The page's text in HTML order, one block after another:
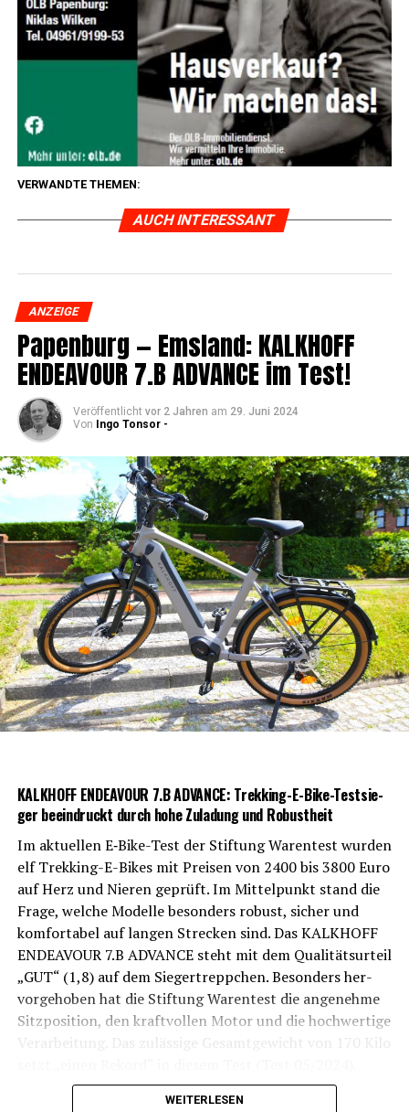
VERWANDTE THEMEN:
AUCH INTERESSANT
ANZEIGE
Papen­burg — Ems­land: KALKHOFF
ENDEAVOUR 7.B ADVANCE im Test!
Veröffentlicht vor 2 Jahren am 29. Juni 2024
Von
Ingo Tonsor -
KALKHOFF ENDEAVOUR 7.B ADVANCE: Trek­king-E-Bike-Test­sie­
ger beein­druckt durch hohe Zula­dung und Robustheit
Im aktu­el­len E‑Bike-Test der Stif­tung Waren­test wur­den
elf Trek­king-E-Bikes mit Prei­sen von 2400 bis 3800 Euro
auf Herz und Nie­ren geprüft. Im Mit­tel­punkt stand die
Fra­ge, wel­che Model­le beson­ders robust, sicher und
kom­for­ta­bel auf lan­gen Stre­cken sind. Das KALKHOFF
ENDEAVOUR 7.B ADVANCE steht mit dem Qua­li­täts­ur­teil
„GUT“ (1,8) auf dem Sie­ger­trepp­chen. Beson­ders her­
vor­ge­ho­ben hat die Stif­tung Waren­test die ange­neh­me
Sitz­po­si­ti­on, den kraft­vol­len Motor und die hoch­wer­ti­ge
Ver­ar­bei­tung. Das zuläs­si­ge Gesamt­ge­wicht von 170 Kilo
[Video zum Bike direkt von Kalk­hoff aus Cloppenburg!]
WEITERLESEN